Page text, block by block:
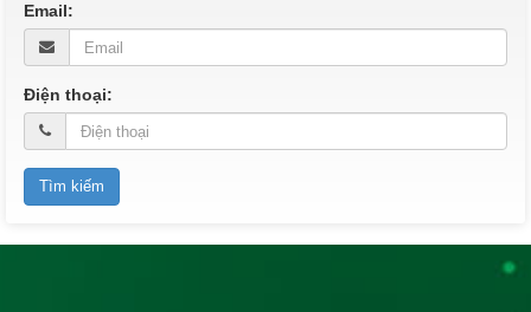
Email:
Điện thoại: